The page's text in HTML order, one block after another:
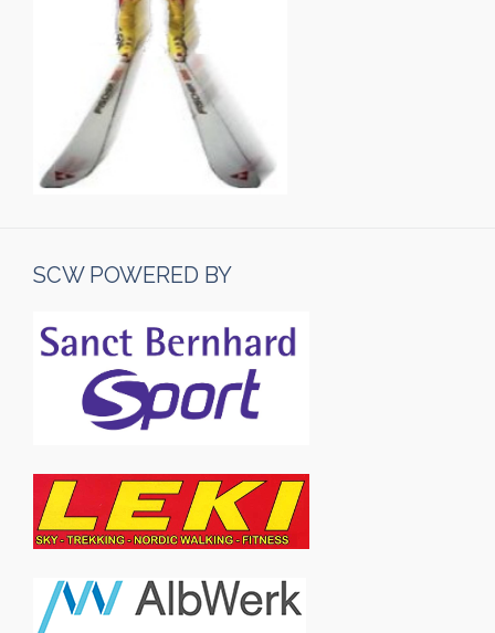
SCW POWERED BY